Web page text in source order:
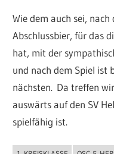
Wie dem auch sei,
Abschlussbier, für das
hat, mit der
und nach dem Spiel ist
nächsten. Da treffen
auswärts auf den SV
spielfähig ist.